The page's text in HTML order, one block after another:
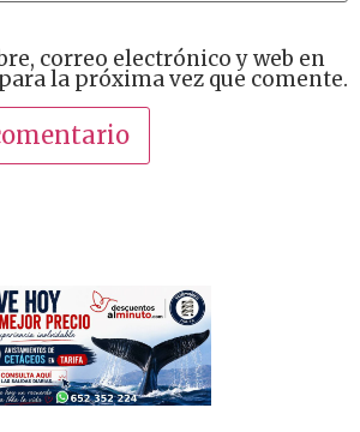
correo electrónico y web en
la próxima vez que comente.